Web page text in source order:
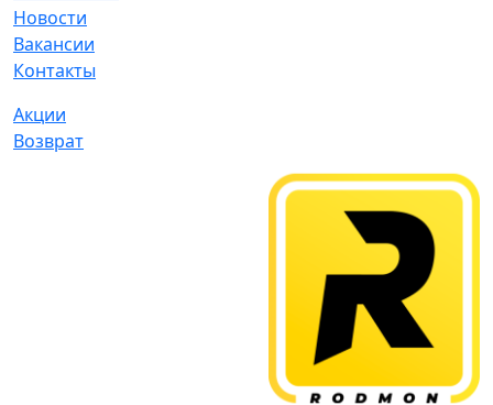
Новости
Вакансии
Контакты
Акции
Возврат